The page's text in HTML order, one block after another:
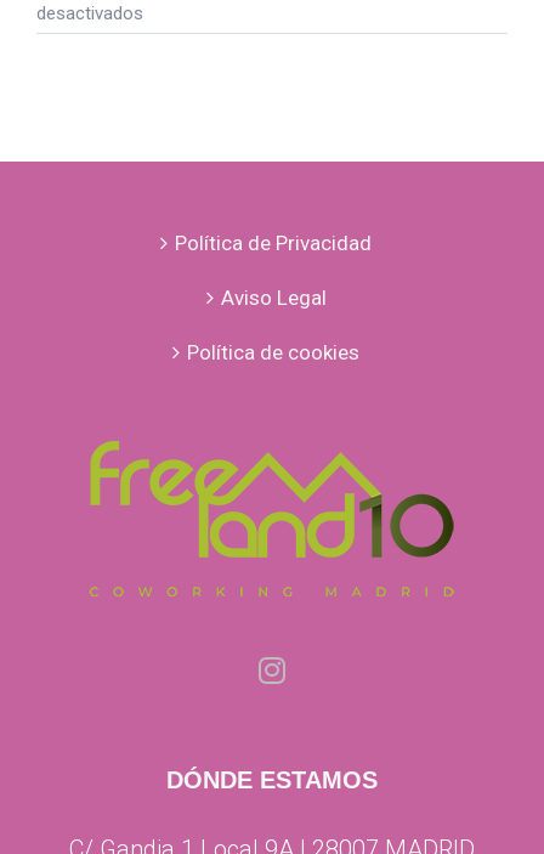
desactivados
VEN
FREELAND
Política de Privacidad
Aviso Legal
Política de cookies
DÓNDE ESTAMOS